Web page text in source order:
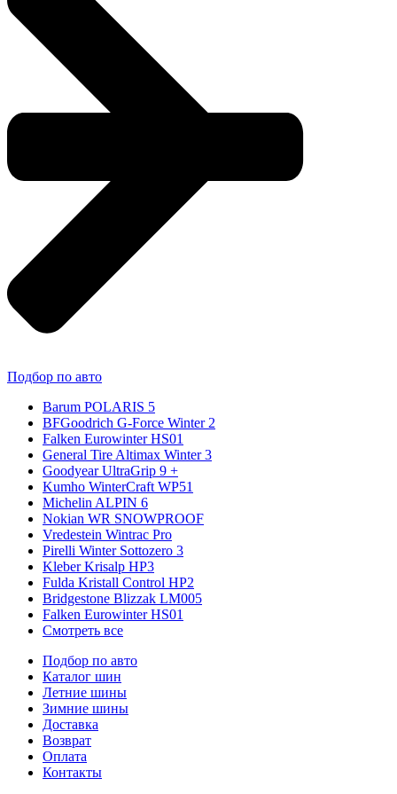
Подбор по авто
Barum POLARIS 5
BFGoodrich G-Force Winter 2
Falken Eurowinter HS01
General Tire Altimax Winter 3
Goodyear UltraGrip 9 +
Kumho WinterCraft WP51
Michelin ALPIN 6
Nokian WR SNOWPROOF
Vredestein Wintrac Pro
Pirelli Winter Sottozero 3
Kleber Krisalp HP3
Fulda Kristall Control HP2
Bridgestone Blizzak LM005
Falken Eurowinter HS01
Смотреть все
Подбор по авто
Каталог шин
Летние шины
Зимние шины
Доставка
Возврат
Оплата
Контакты